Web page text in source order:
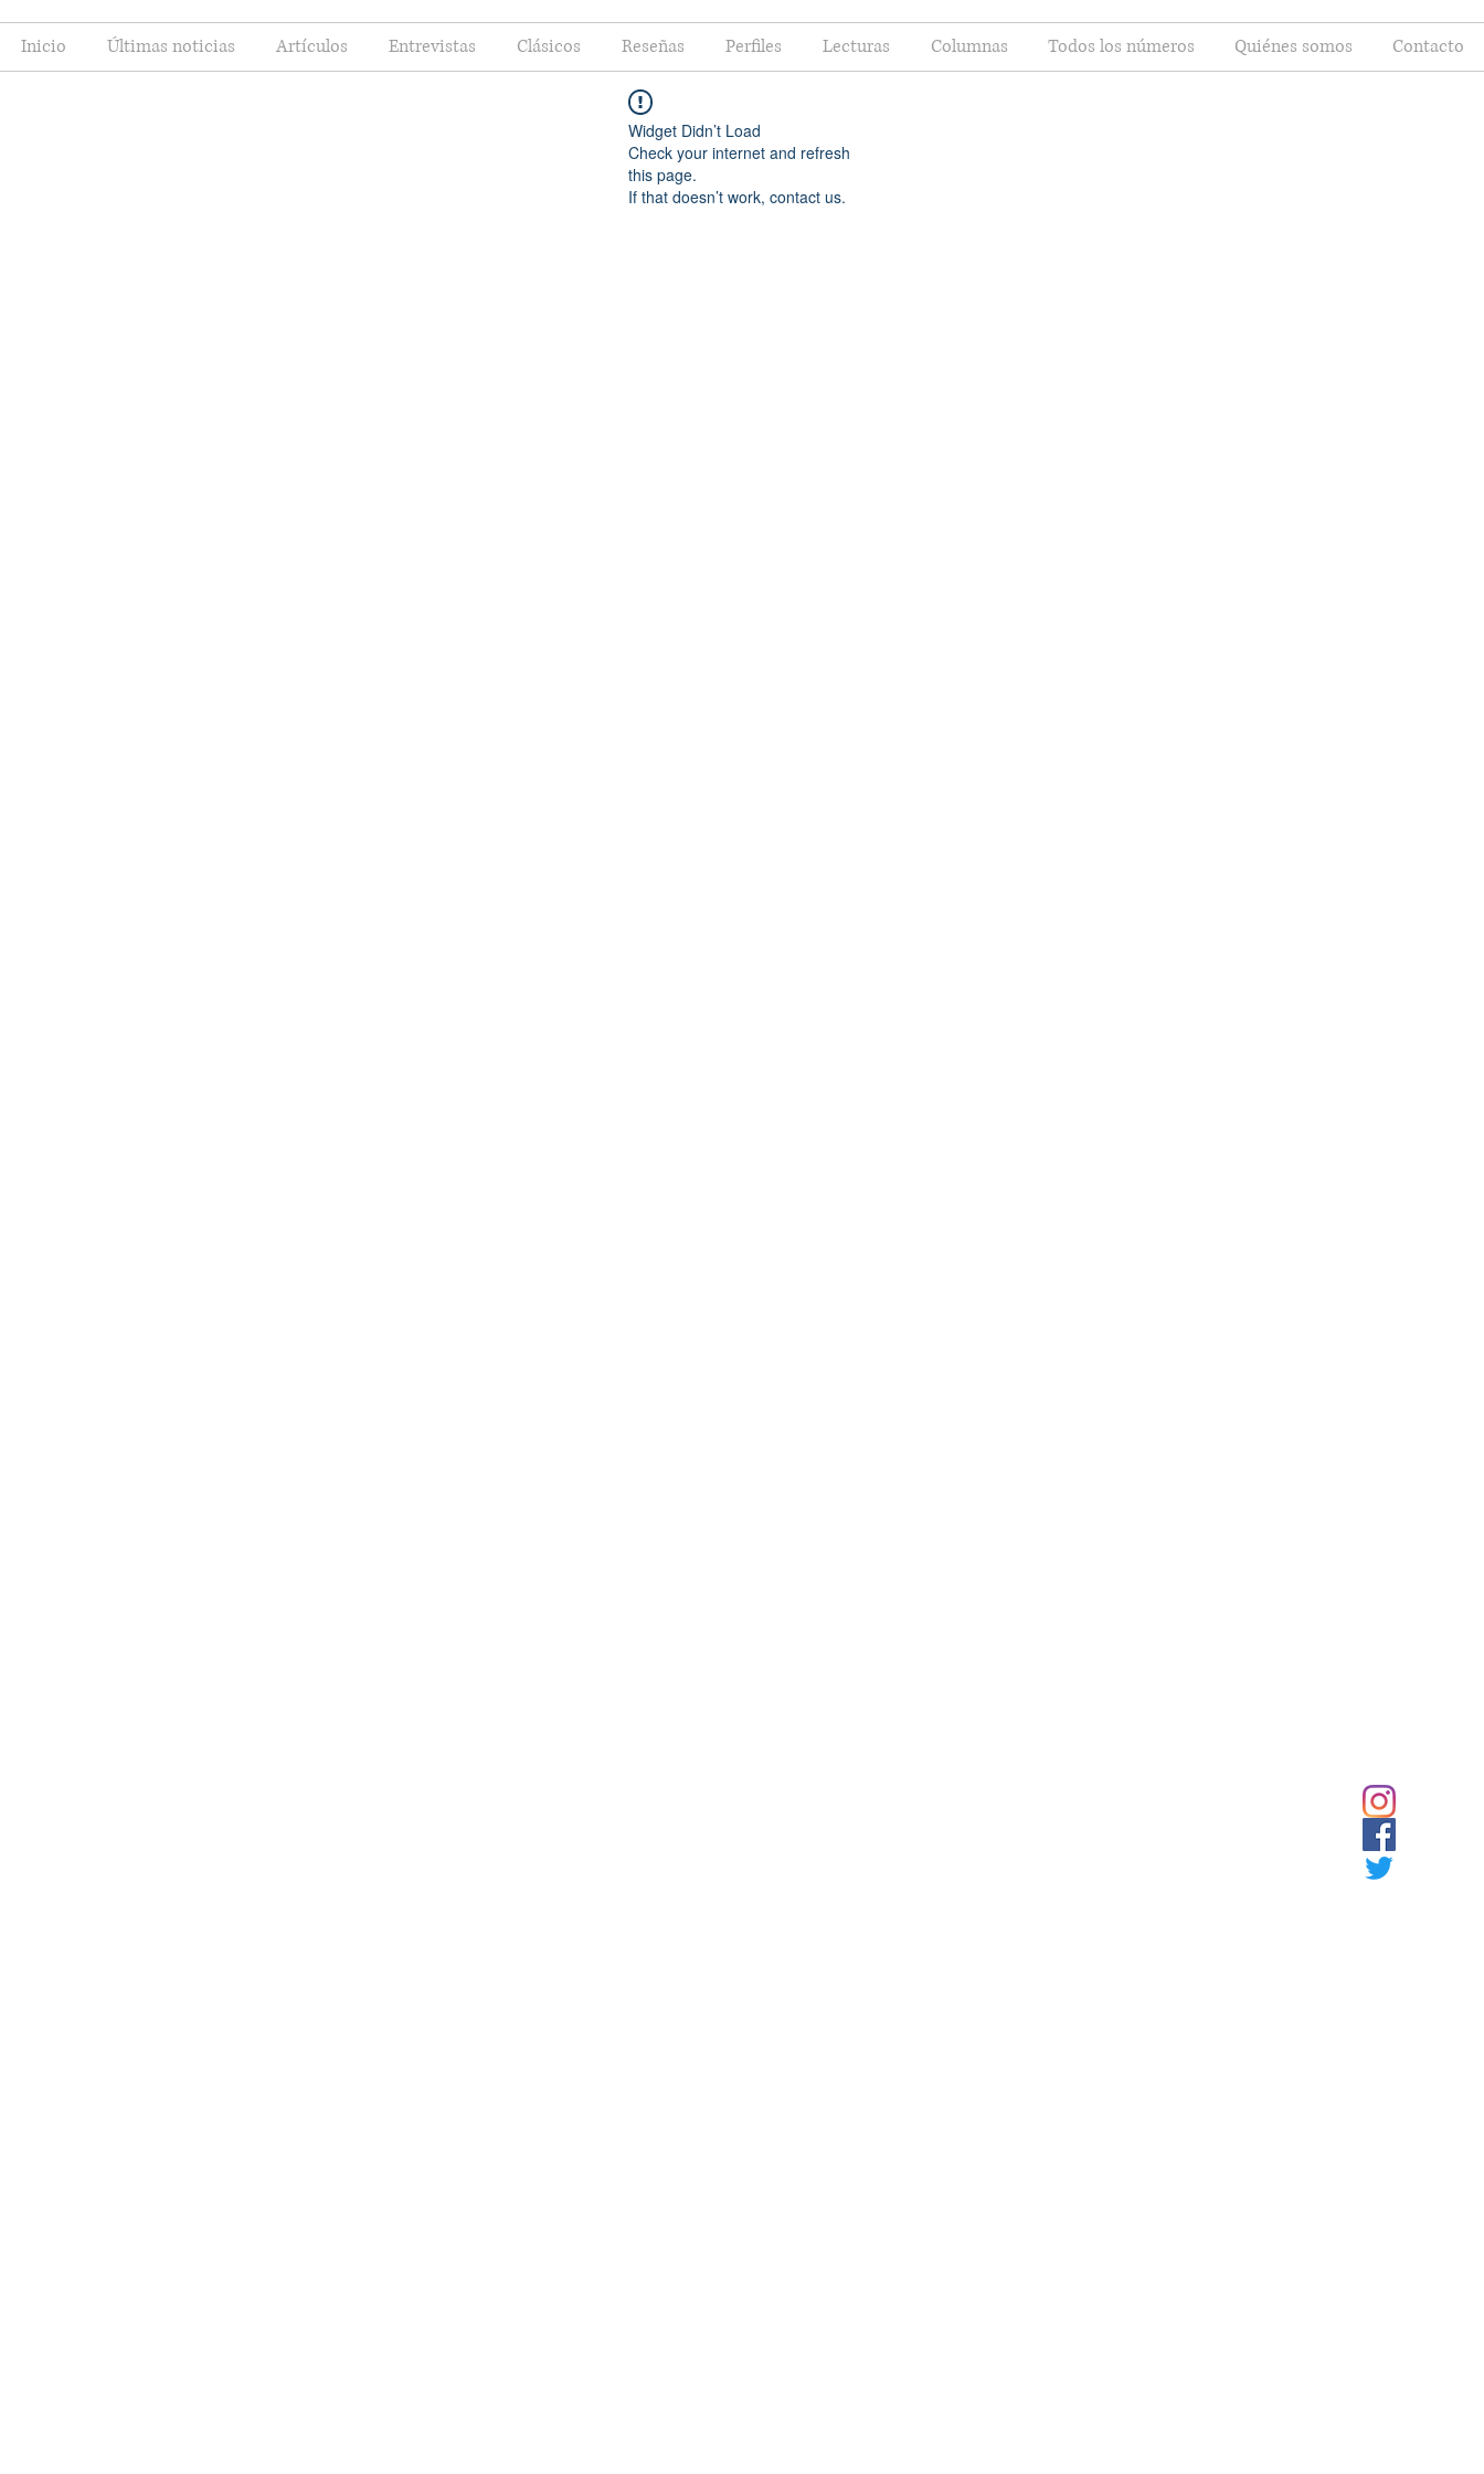
Inicio Últimas noticias Artículos Entrevistas Clásicos Reseñas Perfiles Lecturas Columnas Todos los números Quiénes somos Contacto
Widget Didn’t Load
Check your internet and refresh
this page.
If that doesn’t work, contact us.